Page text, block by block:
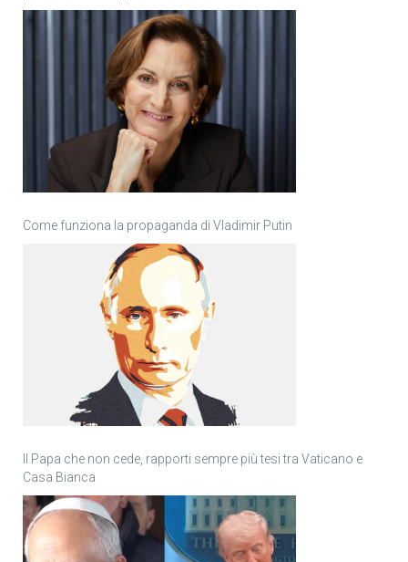
Come funziona la propaganda di Vladimir Putin
Il Papa che non cede, rapporti sempre più tesi tra Vaticano e
Casa Bianca